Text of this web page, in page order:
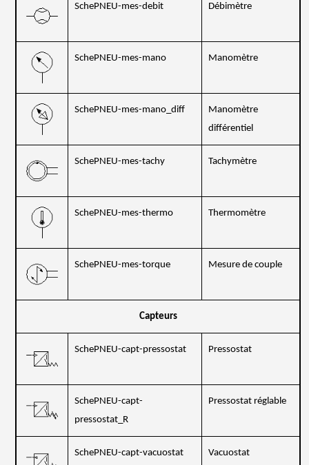
SchePNEU-mes-debit Débimètre
SchePNEU-mes-mano Manomètre
SchePNEU-mes-mano_diff
Manomètre
différentiel
SchePNEU-mes-tachy Tachymètre
SchePNEU-mes-thermo Thermomètre
SchePNEU-mes-torque Mesure de couple
Capteurs
SchePNEU-capt-pressostat Pressostat
SchePNEU-capt-
pressostat_R
Pressostat réglable
SchePNEU-capt-vacuostat Vacuostat